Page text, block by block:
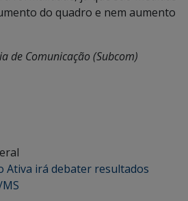
do quadro e nem aumento
de Comunicação (Subcom)
Ativa irá debater resultados